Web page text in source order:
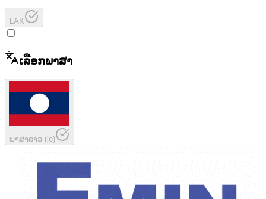
LAK
ເລືອກພາສາ
ພາສາລາວ (lo)